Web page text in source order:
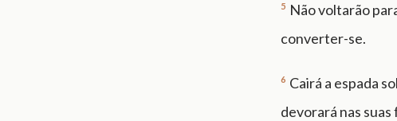
5 Não voltarão
converter-se.
6 Cairá a espada
devorará nas